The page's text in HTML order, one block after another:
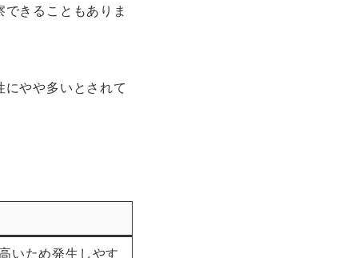
きることもありま
やや多いとされて
いため発生しやす